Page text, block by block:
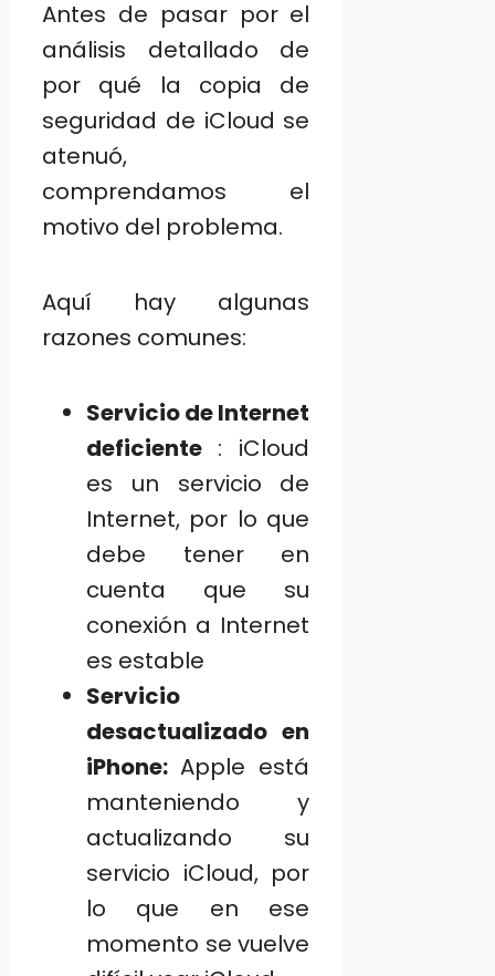
Antes de pasar por el
análisis detallado de
por qué la copia de
seguridad de iCloud se
atenuó,
comprendamos el
motivo del problema.
Aquí hay algunas
razones comunes:
Servicio de Internet
deficiente : iCloud
es un servicio de
Internet, por lo que
debe tener en
cuenta que su
conexión a Internet
es estable
Servicio
desactualizado en
iPhone:Apple está
manteniendo y
actualizando su
servicio iCloud, por
lo que en ese
momento se vuelve